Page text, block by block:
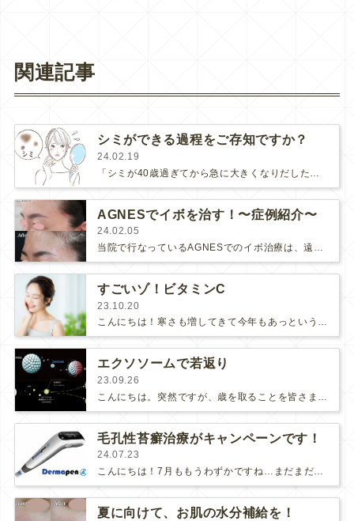
関連記事
シミができる過程をご存知ですか？
24.02.19
AGNESでイボを治す！〜症例紹介〜
24.02.05
当院で行なっているAGNESでのイボ治療は、遠方から通っていただいている方も多い大変人気のある治療です。お顔にできたイボは、毎日…
すごいゾ！ビタミンC
23.10.20
こんにちは！寒さも増してきて今年もあっという間に終わりそうですね。私は、昔から毎月のように体調を崩し、流行（風邪🤧）の最先端にい…
エクソソームで若返り
23.09.26
毛孔性苔癬治療がキャンペーンです！
24.07.23
こんにちは！7月ももうわずかですね…まだまだ暑くなります！皆さんこまめに水分・塩分をとりながらお過ごしください。本日は、毛孔…
夏に向けて、お肌の水分補給を！